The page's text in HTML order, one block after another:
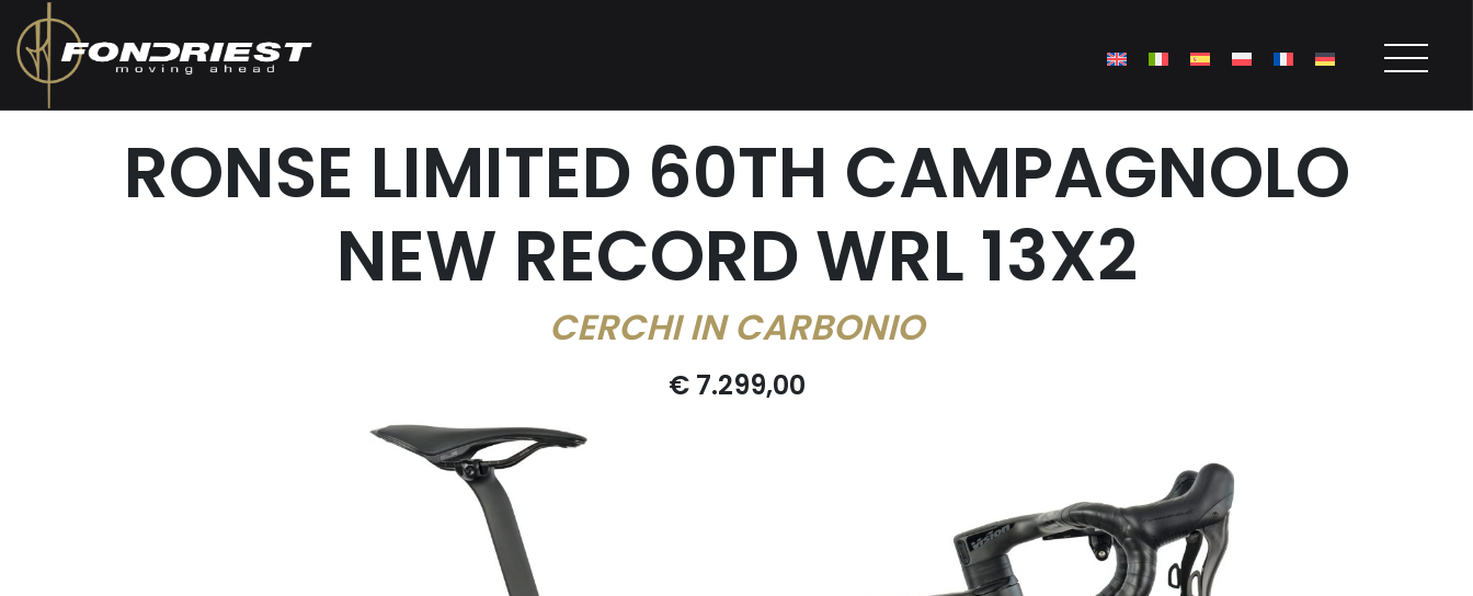
RONSE LIMITED 60TH CAMPAGNOLO
NEW RECORD WRL 13X2
CERCHI IN CARBONIO
€ 7.299,00